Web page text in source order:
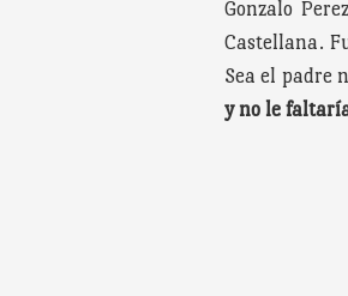
Gonzalo
Castellana.
Sea el padre
y no le